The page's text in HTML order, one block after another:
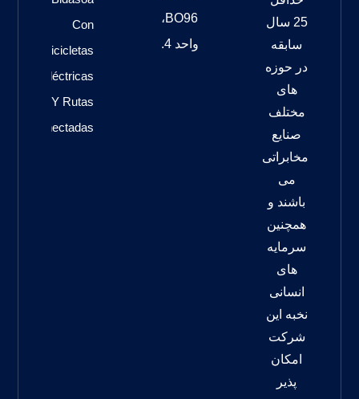
25 سال
سابقه
در حوزه
های
مختلف
صنایع
مخابراتی
می
باشند و
همچنین
سرمایه
های
انسانی
نخبه این
شرکت
امکان
پذیر
BO96،
واحد 4.
Con
Bicicletas
Eléctricas
Y Rutas
Conectadas